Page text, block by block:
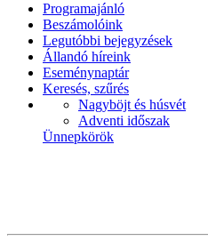
Programajánló
Beszámolóink
Legutóbbi bejegyzések
Állandó híreink
Eseménynaptár
Keresés, szűrés
Nagyböjt és húsvét
Adventi időszak
Ünnepkörök